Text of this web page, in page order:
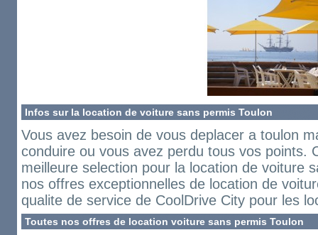
Infos sur la location de voiture sans permis Toulon
Vous avez besoin de vous deplacer a toulon
conduire ou vous avez perdu tous vos points.
meilleure selection pour la location de voiture
nos offres exceptionnelles de location de
qualite de service de CoolDrive City pour les
Toutes nos offres de location voiture sans permis Toulon